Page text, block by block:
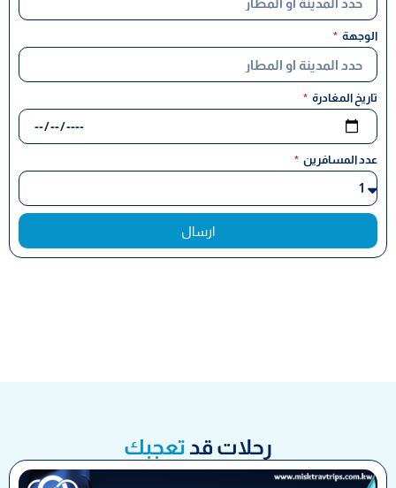
الوجهة
تاريخ المغادرة
عدد المسافرين
ارسال
رحلات قد تعجبك